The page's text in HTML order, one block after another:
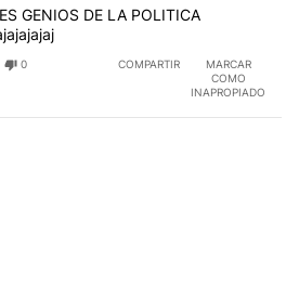
GENIOS DE LA POLITICA
0 COMPARTIR
MARCAR
COMO
INAPROPIADO